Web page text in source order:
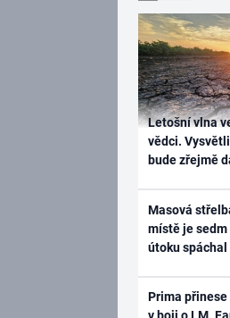
Letošní vlna
vědci.
bude zřejmě
Masová
místě je
útoku
Prima